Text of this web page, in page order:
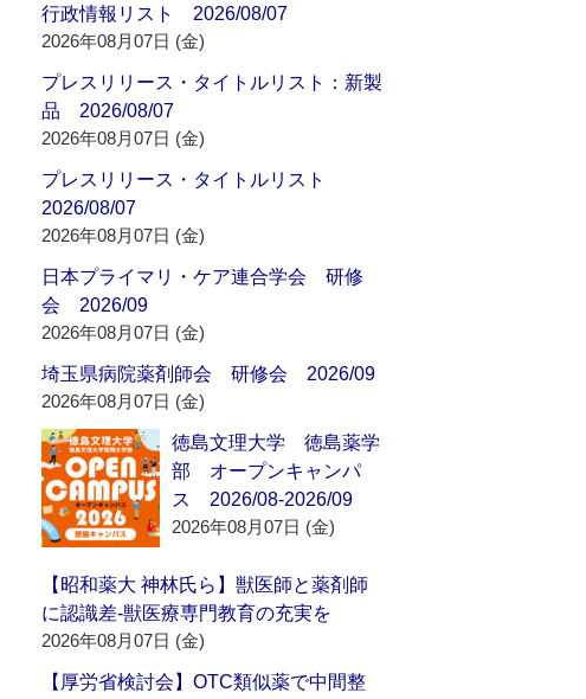
行政情報リスト 2026/08/07
2026年08月07日 (金)
プレスリリース・タイトルリスト：新製
品 2026/08/07
2026年08月07日 (金)
プレスリリース・タイトルリスト
2026/08/07
2026年08月07日 (金)
日本プライマリ・ケア連合学会 研修
会 2026/09
2026年08月07日 (金)
埼玉県病院薬剤師会 研修会 2026/09
2026年08月07日 (金)
徳島文理大学 徳島薬学
部 オープンキャンパ
ス 2026/08-2026/09
2026年08月07日 (金)
【昭和薬大 神林氏ら】獣医師と薬剤師
に認識差‐獣医療専門教育の充実を
2026年08月07日 (金)
【厚労省検討会】OTC類似薬で中間整